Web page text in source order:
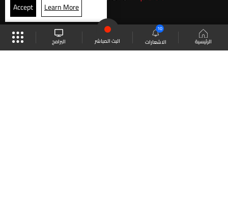
الرئيسية الاشعارات
10
البث المباشر البرامج
Accept Learn More
موقع البرامج الجدول البث المباشر